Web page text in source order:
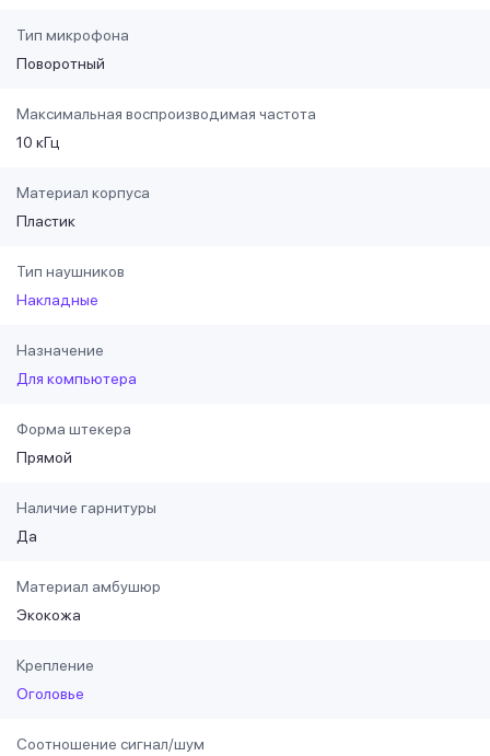
Тип микрофона
Поворотный
Максимальная воспроизводимая частота
10 кГц
Материал корпуса
Пластик
Тип наушников
Накладные
Назначение
Для компьютера
Форма штекера
Прямой
Наличие гарнитуры
Да
Материал амбушюр
Экокожа
Крепление
Оголовье
Соотношение сигнал/шум